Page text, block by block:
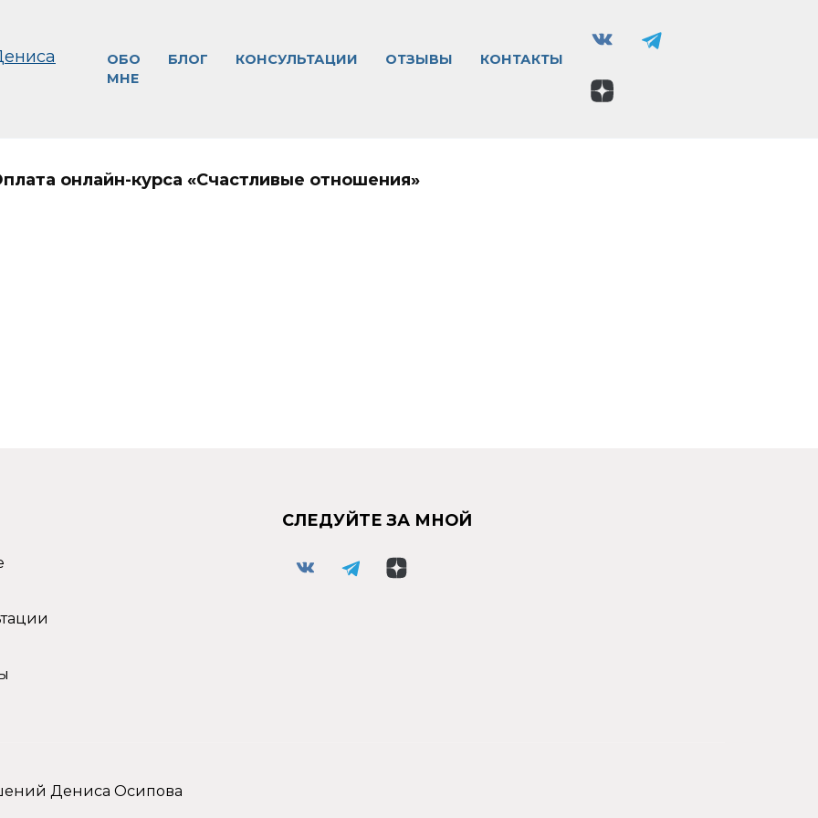
ОБО
МНЕ
БЛОГ КОНСУЛЬТАЦИИ ОТЗЫВЫ КОНТАКТЫ
онлайн-курса «Счастливые отношения»
СЛЕДУЙТЕ ЗА МНОЙ
Дениса Осипова